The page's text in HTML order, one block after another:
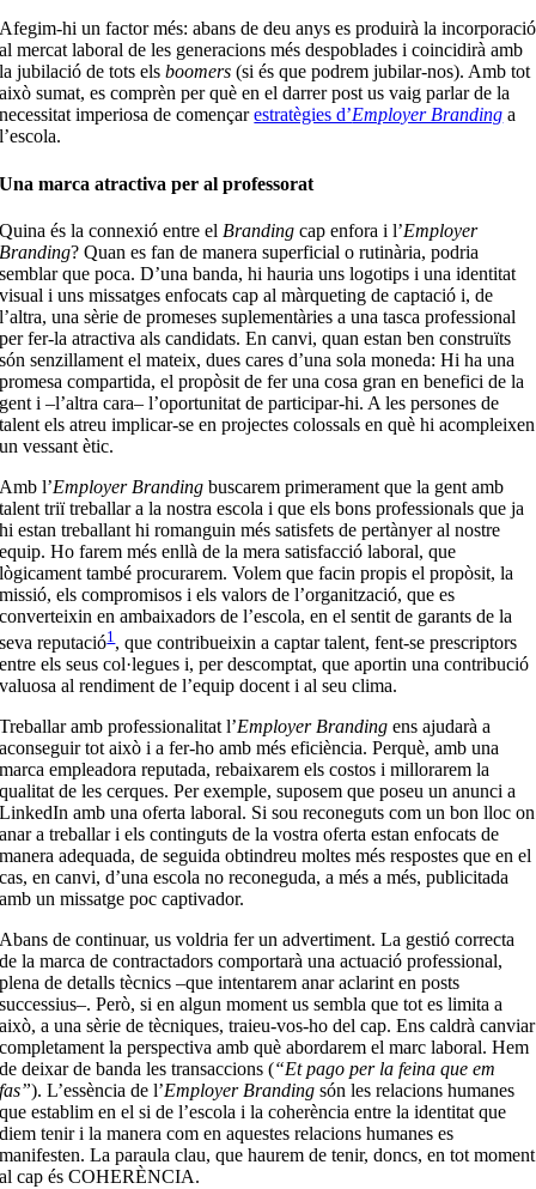
Afegim-hi un factor més: abans de deu anys es produirà la incorporació
al mercat laboral de les generacions més despoblades i coincidirà amb
la jubilació de tots elsboomers (si és que podrem jubilar-nos). Amb tot
això sumat, es comprèn per què en el darrer post us vaig parlar de la
necessitat imperiosa de començarestratègies d’Employer Branding a
l’escola.
Una marca atractiva per al professorat
Quina és la connexió entre el Branding cap enfora i l’Employer
Branding? Quan es fan de manera superficial o rutinària, podria
semblar que poca. D’una banda, hi hauria uns logotips i una identitat
visual i uns missatges enfocats cap al màrqueting de captació i, de
l’altra, una sèrie de promeses suplementàries a una tasca professional
per fer-la atractiva als candidats. En canvi, quan estan ben construïts
són senzillament el mateix, dues cares d’una sola moneda: Hi ha una
promesa compartida, el propòsit de fer una cosa gran en benefici de la
gent i –l’altra cara– l’oportunitat de participar-hi. A les persones de
talent els atreu implicar-se en projectes colossals en què hi acompleixen
un vessant ètic.
Amb l’Employer Branding buscarem primerament que la gent amb
talent triï treballar a la nostra escola i que els bons professionals que ja
hi estan treballant hi romanguin més satisfets de pertànyer al nostre
equip. Ho farem més enllà de la mera satisfacció laboral, que
lògicament també procurarem. Volem que facin propis el propòsit, la
missió, els compromisos i els valors de l’organització, que es
converteixin en ambaixadors de l’escola, en el sentit de garants de la
seva reputació1 , que contribueixin a captar talent, fent-se prescriptors
entre els seus col·legues i, per descomptat, que aportin una contribució
valuosa al rendiment de l’equip docent i al seu clima.
Treballar amb professionalitat l’Employer Branding ens ajudarà a
aconseguir tot això i a fer-ho amb més eficiència. Perquè, amb una
marca empleadora reputada, rebaixarem els costos i millorarem la
qualitat de les cerques. Per exemple, suposem que poseu un anunci a
LinkedIn amb una oferta laboral. Si sou reconeguts com un bon lloc on
anar a treballar i els continguts de la vostra oferta estan enfocats de
manera adequada, de seguida obtindreu moltes més respostes que en el
cas, en canvi, d’una escola no reconeguda, a més a més, publicitada
amb un missatge poc captivador.
Abans de continuar, us voldria fer un advertiment. La gestió correcta
de la marca de contractadors comportarà una actuació professional,
plena de detalls tècnics –que intentarem anar aclarint en posts
successius–. Però, si en algun moment us sembla que tot es limita a
això, a una sèrie de tècniques, traieu-vos-ho del cap. Ens caldrà canviar
completament la perspectiva amb què abordarem el marc laboral. Hem
de deixar de banda les transaccions (“Et pago per la feina que em
fas”). L’essència de l’Employer Branding són les relacions humanes
que establim en el si de l’escola i la coherència entre la identitat que
diem tenir i la manera com en aquestes relacions humanes es
manifesten. La paraula clau, que haurem de tenir, doncs, en tot moment
al cap és COHERÈNCIA.